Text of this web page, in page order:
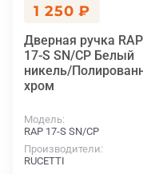
1 250 ₽
Дверная ручка RAP
17-S SN/CP Белый
никель/
хром
Модель
RAP 17-S SN/CP
Производители
RUCETTI